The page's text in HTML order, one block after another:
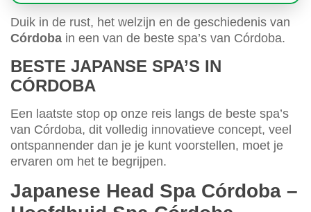
Duik in de rust, het welzijn en de geschiedenis van
Córdoba in een van de beste spa’s van Córdoba.
BESTE JAPANSE SPA’S IN
CÓRDOBA
Een laatste stop op onze reis langs de beste spa’s
van Córdoba, dit volledig innovatieve concept, veel
ontspannender dan je je kunt voorstellen, moet je
ervaren om het te begrijpen.
Japanese Head Spa Córdoba –